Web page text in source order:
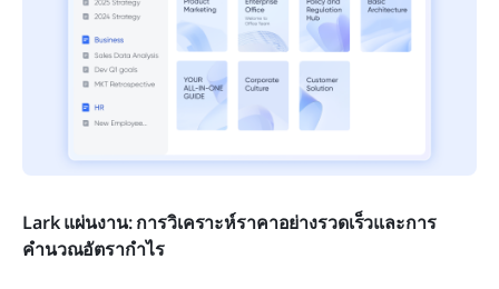
Lark แผ่นงาน: การวิเคราะห์ราคาอย่างรวดเร็วและการ
คำนวณอัตรากำไร